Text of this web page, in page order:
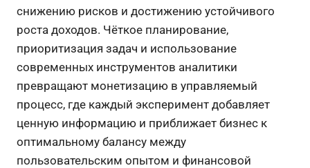
снижению рисков и достижению устойчивого
роста доходов. Чёткое планирование,
приоритизация задач и использование
современных инструментов аналитики
превращают монетизацию в управляемый
процесс, где каждый эксперимент добавляет
ценную информацию и приближает бизнес к
оптимальному балансу между
пользовательским опытом и финансовой